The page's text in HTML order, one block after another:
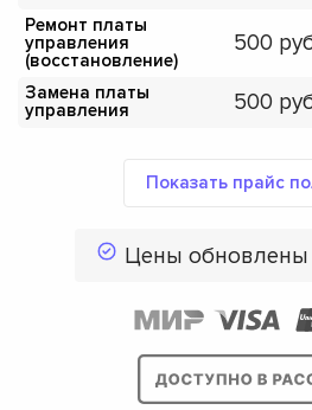
Ремонт платы
управления
(восстановление)
500
Замена платы
управления
500
Показать прайс
Цены обновлены